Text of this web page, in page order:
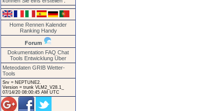
Home Rennen Kalender
Ranking Handy
Forum
Dokumentation FAQ Chat
Tools Entwicklung Über
Meteodaten GRIB Wetter-
Tools
Srv = NEPTUNE2.
Version = trunk VLM2_V28.1_
07/14/20 08:00:45 AM UTC